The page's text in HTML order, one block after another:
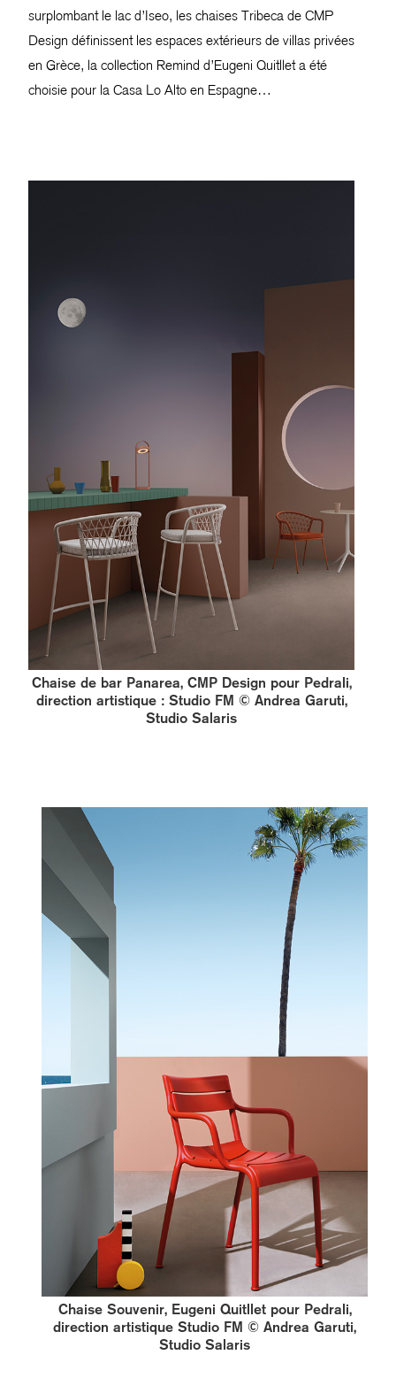
surplombant le lac d’Iseo, les chaises Tribeca de CMP
Design définissent les espaces extérieurs de villas privées
en Grèce, la collection Remind d’Eugeni Quitllet a été
choisie pour la Casa Lo Alto en Espagne…
Chaise de bar Panarea, CMP Design pour Pedrali,
direction artistique : Studio FM © Andrea Garuti,
Studio Salaris
Chaise Souvenir, Eugeni Quitllet pour Pedrali,
direction artistique Studio FM © Andrea Garuti,
Studio Salaris